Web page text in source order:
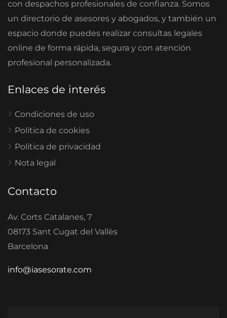
con despachos profesionales de confianza. Somos
un directorio de asesores y abogados, y también un
espacio donde puedes realizar consultas legales
online de forma rápida, segura y con atención
profesional personalizada.
Enlaces de interés
Condiciones de uso
Política de cookies
Política de privacidad
Nota legal
Contacto
Av. Corts Catalanes, 7
08173 Sant Cugat del Vallès
Barcelona
info@iasesorate.com